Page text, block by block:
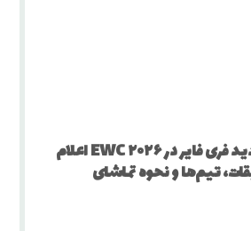
برنامه پخش جدید فری فایر در EWC ۲۰۲۶ اعلام
تیم‌ها و نحوه تماشای